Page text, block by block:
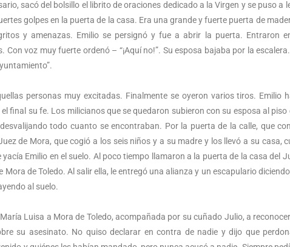
sacó del bolsillo el librito de oraciones dedicado a la Virgen y se puso a
golpes en la puerta de la casa. Era una grande y fuerte puerta de
y amenazas. Emilio se persignó y fue a abrir la puerta. Entraron
voz muy fuerte ordenó – “¡Aquí no!”. Su esposa bajaba por la
personas muy excitadas. Finalmente se oyeron varios tiros. Emilio
final su fe. Los milicianos que se quedaron subieron con su esposa al piso
todo cuanto se encontraban. Por la puerta de la calle, que
de Mora, que cogió a los seis niños y a su madre y los llevó a su casa,
Emilio en el suelo. Al poco tiempo llamaron a la puerta de la casa del
Mora de Toledo. Al salir ella, le entregó una alianza y un escapulario
al suelo.
Luisa a Mora de Toledo, acompañada por su cuñado Julio, a
su asesinato. No quiso declarar en contra de nadie y dijo que